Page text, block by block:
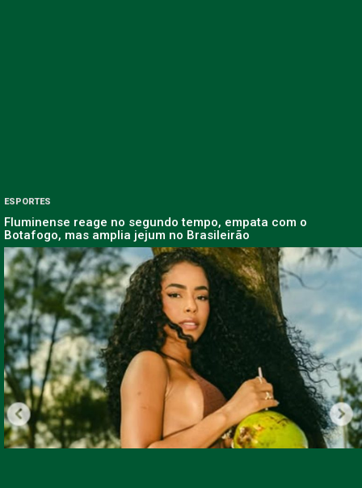
ESPORTES
Fluminense reage no segundo tempo, empata com o
Botafogo, mas amplia jejum no Brasileirão